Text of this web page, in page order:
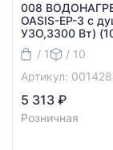
008
OASIS-EP-3 с
УЗО,3300 Вт)
/ 1
/ 10
Артикул:
5 313 ₽
Розничная